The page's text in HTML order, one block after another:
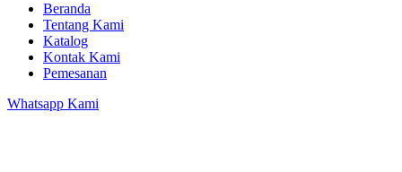
Beranda
Tentang Kami
Katalog
Kontak Kami
Pemesanan
Whatsapp Kami